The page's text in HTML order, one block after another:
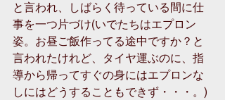
と言われ、しばらく待っている間に仕
事を一つ片づけ(いでたちはエプロン
姿。お昼ご飯作ってる途中ですか？と
言われたけれど、タイヤ運ぶのに、指
導から帰ってすぐの身にはエプロンな
しにはどうすることもできず・・・。)